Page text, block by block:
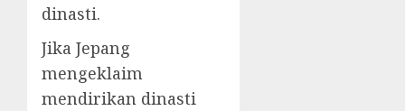
dinasti.
Jika Jepang
mengeklaim
mendirikan dinasti